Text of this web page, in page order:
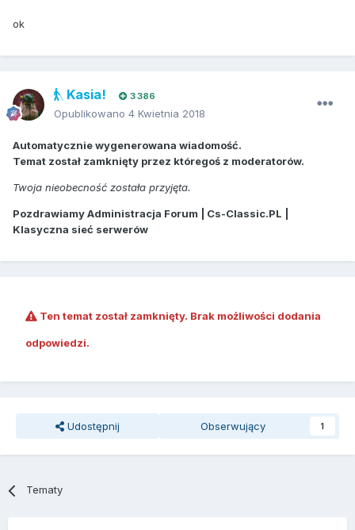
ok
Kasia! 3 386
Opublikowano 4 Kwietnia 2018
Automatycznie wygenerowana wiadomość.
Temat został zamknięty przez któregoś z moderatorów.
Twoja nieobecność została przyjęta.
Pozdrawiamy Administracja Forum | Cs-Classic.PL |
Klasyczna sieć serwerów
Ten temat został zamknięty. Brak możliwości dodania
odpowiedzi.
Udostępnij Obserwujący 1
Tematy